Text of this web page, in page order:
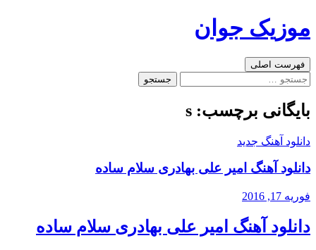
به
موزیک جوان
جست‌وجو
فهرست اصلی
جستجو
بایگانی برچسب: s
دانلود آهنگ جدید
دانلود آهنگ امیر علی بهادری سلام ساده
فوریه 17, 2016
دانلود آهنگ امیر علی بهادری سلام ساده